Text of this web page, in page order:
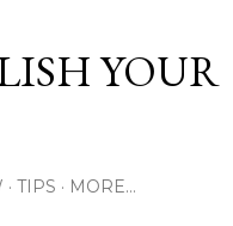
YOUR
TIPS MORE…